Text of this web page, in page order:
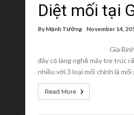
Diệt mối tại
By Mạnh Tưởng November 14,
Gia
đây có làng nghề mây tre trúc
nhiều với 3 loại mối chính là mối
Read More